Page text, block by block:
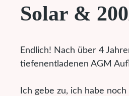
Solar &
Endlich! Nach über 4
tiefenentladenen AGM
Ich gebe zu, ich habe